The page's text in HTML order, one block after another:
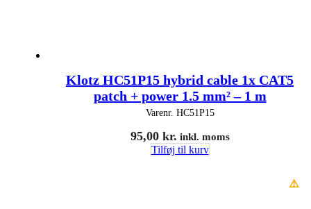
Klotz HC51P15 hybrid cable 1x CAT5
patch + power 1.5 mm² – 1 m
Varenr. HC51P15
95,00 kr. inkl. moms
Tilføj til kurv
⚠️